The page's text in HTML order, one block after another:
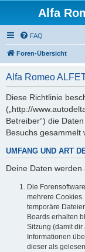
Alfa
FAQ
Foren-Übersicht
Alfa Romeo
Diese Richtlinie
(„http://
Betreiber“) die
Besuchs gesammelt
UMFANG UND ART
Deine Daten
Die
mehrere
temporäre
Boards erhalten
Sitzung (damit
Informationen
dieser als